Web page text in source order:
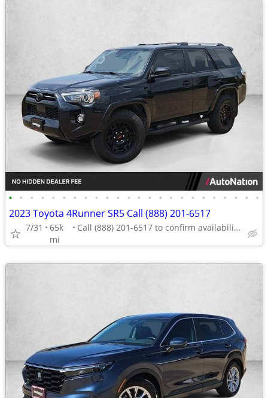
• • • • • • • • • • • • • • • • • • • • • • • •
2023 Toyota 4Runner SR5 Call (888) 201-6517
7/31
65k
mi
Call (888) 201-6517 to confirm availability - May 14th